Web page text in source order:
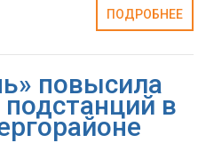
ПОДРОБНЕЕ
повысила
в